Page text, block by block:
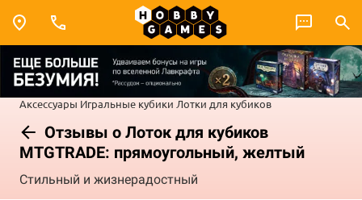
Аксессуары Игральные кубики Лотки для кубиков
Отзывы о Лоток для кубиков
MTGTRADE: прямоугольный, желтый
Стильный и жизнерадостный